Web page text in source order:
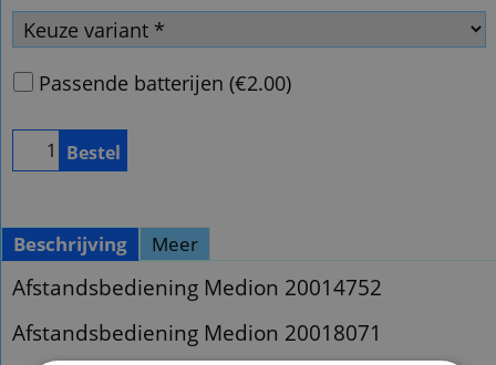
Passende batterijen (€2.00)
Bestel
Beschrijving Meer
Afstandsbediening Medion 20014752
Afstandsbediening Medion 20018071